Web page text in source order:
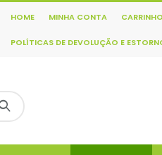
HOME MINHA CONTA CARRINHO
POLÍTICAS DE DEVOLUÇÃO E